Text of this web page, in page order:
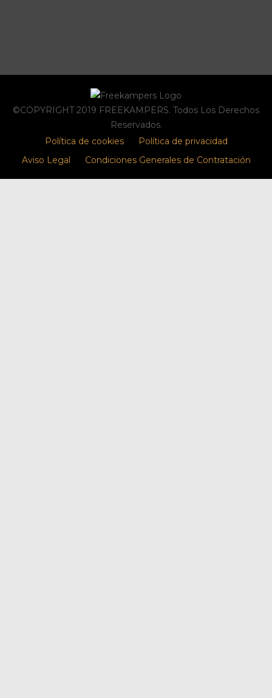
©COPYRIGHT 2019 FREEKAMPERS. Todos Los Derechos
Reservados.
Política de cookies
Política de privacidad
Aviso Legal
Condiciones Generales de Contratación